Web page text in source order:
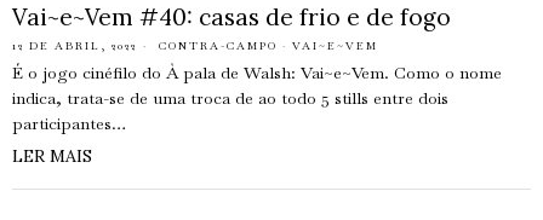
Vai~e~Vem #40: casas de frio e de fogo
12 DE ABRIL, 2022 CONTRA-CAMPO · VAI~E~VEM
É o jogo cinéfilo do À pala de Walsh: Vai~e~Vem. Como o nome
indica, trata-se de uma troca de ao todo 5 stills entre dois
participantes…
LER MAIS